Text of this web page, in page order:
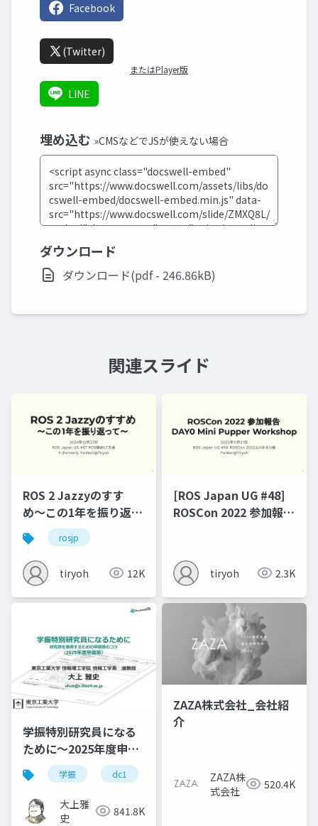
Facebook
(Twitter)
またはPlayer版
LINE
埋め込む »CMSなどでJSが使えない場合
ダウンロード
ダウンロード(pdf - 246.86kB)
関連スライド
ROS 2 Jazzyのすす
め〜この1年を振り返っ
て〜
rosjp
tiryoh 12K
[ROS Japan UG #48]
ROSCon 2022 参加報告
tiryoh 2.3K
学振特別研究員になる
ために～2025年度申請
版
学振 dc1 jsps
大上雅
史
841.8K
ZAZA株式会社_会社紹
介
ZAZA株
式会社
520.4K